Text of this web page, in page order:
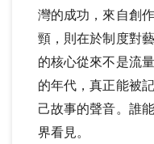
灣的成功，來自創
頸，則在於制度對
的核心從來不是流
的年代，真正能被
己故事的聲音。誰
界看見。